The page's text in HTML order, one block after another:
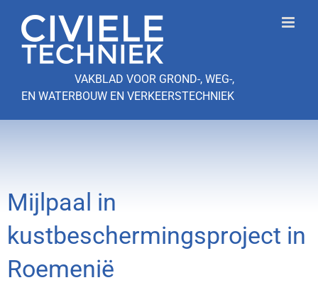
naar
inhoud
VAKBLAD VOOR GROND-, WEG-,
EN WATERBOUW EN VERKEERSTECHNIEK
Mijlpaal in
kustbeschermingsproject in
Roemenië